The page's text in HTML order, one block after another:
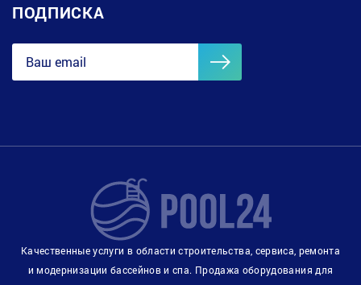
ПОДПИСКА
Качественные услуги в области строительства, сервиса, ремонта
и модернизации бассейнов и спа. Продажа оборудования для